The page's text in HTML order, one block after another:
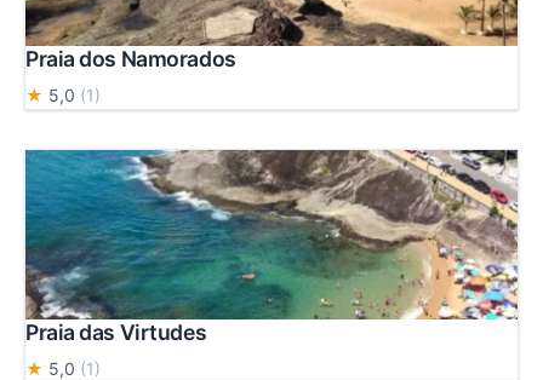
Praia dos Namorados
★ 5,0 (1)
Praia das Virtudes
★ 5,0 (1)